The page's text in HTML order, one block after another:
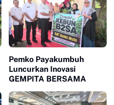
Pemko Payakumbuh
Luncurkan Inovasi
GEMPITA BERSAMA